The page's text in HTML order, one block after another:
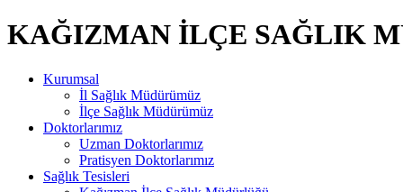
KAĞIZMAN İLÇE SAĞLIK
Kurumsal
İl Sağlık Müdürümüz
İlçe Sağlık Müdürümüz
Doktorlarımız
Uzman Doktorlarımız
Pratisyen Doktorlarımız
Sağlık Tesisleri